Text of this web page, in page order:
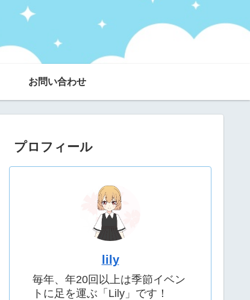
お問い合わせ
プロフィール
lily
毎年、年20回以上は季節イベン
トに足を運ぶ「Lily」です！